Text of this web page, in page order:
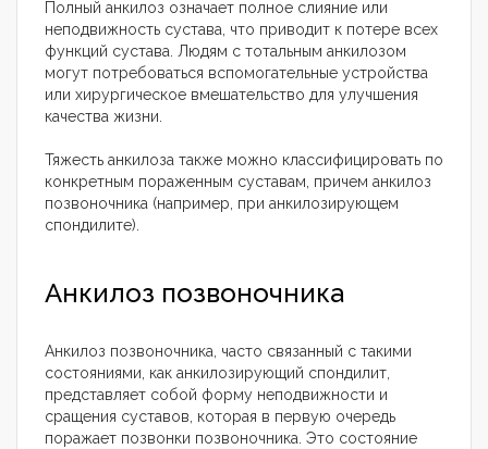
Полный анкилоз означает полное слияние или
неподвижность сустава, что приводит к потере всех
функций сустава. Людям с тотальным анкилозом
могут потребоваться вспомогательные устройства
или хирургическое вмешательство для улучшения
качества жизни.
Тяжесть анкилоза также можно классифицировать по
конкретным пораженным суставам, причем анкилоз
позвоночника (например, при анкилозирующем
спондилите).
Анкилоз позвоночника
Анкилоз позвоночника, часто связанный с такими
состояниями, как анкилозирующий спондилит,
представляет собой форму неподвижности и
сращения суставов, которая в первую очередь
поражает позвонки позвоночника. Это состояние